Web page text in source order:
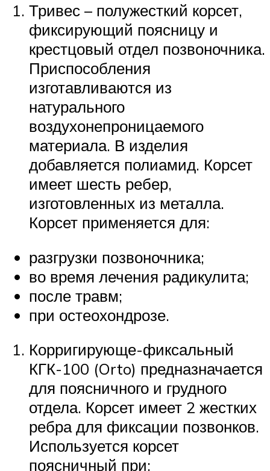
Тривес – полужесткий корсет,
фиксирующий поясницу и
крестцовый отдел позвоночника.
Приспособления
изготавливаются из
натурального
воздухонепроницаемого
материала. В изделия
добавляется полиамид. Корсет
имеет шесть ребер,
изготовленных из металла.
Корсет применяется для:
разгрузки позвоночника;
во время лечения радикулита;
после травм;
при остеохондрозе.
Корригирующе-фиксальный
КГК-100 (Orto) предназначается
для поясничного и грудного
отдела. Корсет имеет 2 жестких
ребра для фиксации позвонков.
Используется корсет
поясничный при: